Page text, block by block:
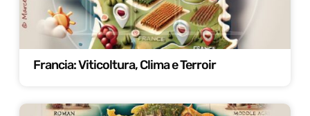
Francia: Viticoltura, Clima e Terroir